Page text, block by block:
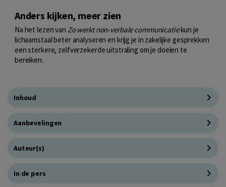
Anders kijken, meer zien
Na het lezen van Zo werkt non-verbale communicatiekun je
lichaamstaal beter analyseren en krijg je in zakelijke gesprekken
een sterkere, zelfverzekerde uitstraling om je doelen te
bereiken.
Inhoud
Aanbevelingen
Auteur(s)
In de pers